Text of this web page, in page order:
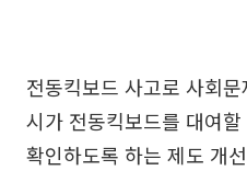
전동킥보드 사고로 사회
시가 전동킥보드를 대여
확인하도록 하는 제도 개